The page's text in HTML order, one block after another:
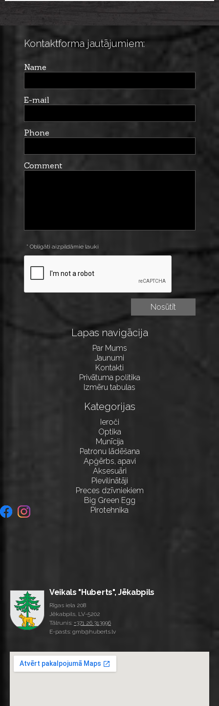
6gb.
Kontaktforma jautājumiem:
Name
E-mail
Phone
Comment
* Obligāti aizpildāmie lauki
Lapas navigācija
Par Mums
Jaunumi
Kontakti
Privātuma politika
Izmēru tabulas
Kategorijas
Ieroči
Optika
Munīcija
Patronu lādēšana
Apģērbs, apavi
Aksesuāri
Pievilinātāji
Preces dzīvniekiem
Big Green Egg
Pirotehnika
Veikals "Huberts", Jēkabpils
Rīgas iela 208
Jēkabpils, LV-5202
Tālrunis: +371 26 313996
E-pasts: gmb@huberts.lv